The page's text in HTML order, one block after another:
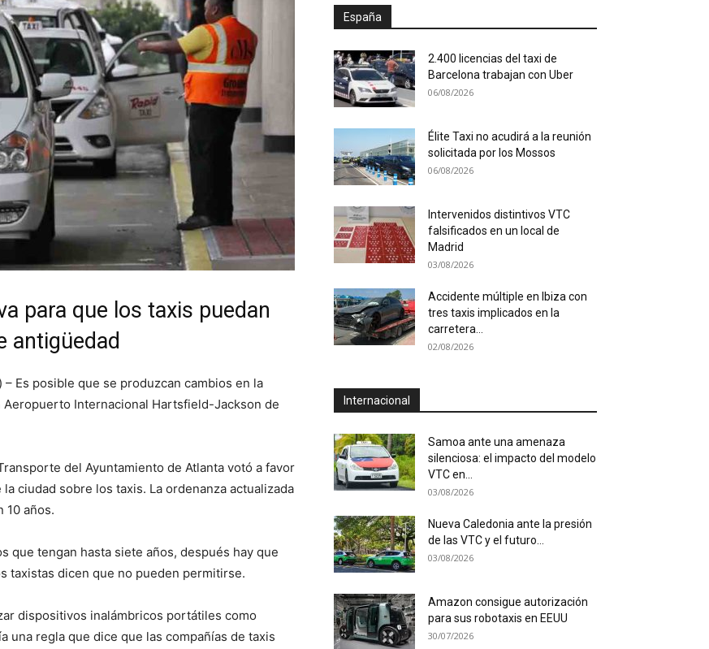
para que los taxis puedan
antigüedad
– Es posible que se produzcan cambios en la
Internacional Hartsfield-Jackson de
del Ayuntamiento de Atlanta votó a favor
ciudad sobre los taxis. La ordenanza actualizada
10 años.
que tengan hasta siete años, después hay que
taxistas dicen que no pueden permitirse.
dispositivos inalámbricos portátiles como
una regla que dice que las compañías de taxis
España
2.400 licencias del taxi de
Barcelona trabajan con Uber
06/08/2026
Élite Taxi no acudirá a la reunión
solicitada por los Mossos
06/08/2026
Intervenidos distintivos VTC
falsificados en un local de
Madrid
03/08/2026
Accidente múltiple en Ibiza con
tres taxis implicados en la
carretera...
02/08/2026
Internacional
Samoa ante una amenaza
silenciosa: el impacto del modelo
VTC en...
03/08/2026
Nueva Caledonia ante la presión
de las VTC y el futuro...
03/08/2026
Amazon consigue autorización
para sus robotaxis en EEUU
30/07/2026